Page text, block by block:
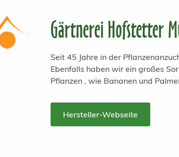
Gärtnerei Hofstetter
Seit 45 Jahre in der
Ebenfalls haben wir ein großes
Pflanzen , wie Bananen und
Hersteller-Webseite